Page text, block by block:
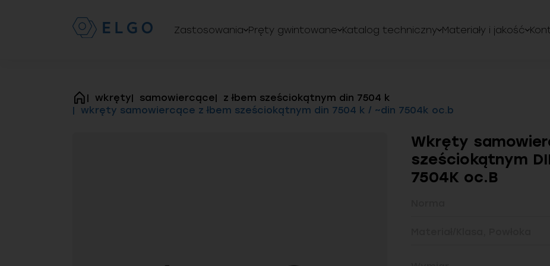
Zastosowania Pręty gwintowane Katalog techniczny Materiały i jakość
strona
główna
wkręty samowiercące
z łbem sześciokątnym din 7504 k
wkręty samowiercące z łbem sześciokątnym din 7504 k / ~din 7504k oc.b
Wkręty
sześciokątnym
7504K oc.B